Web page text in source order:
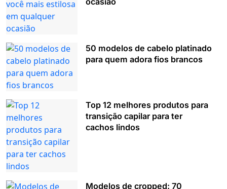
50 modelos de cabelo platinado
para quem adora fios brancos
Top 12 melhores produtos para
transição capilar para ter
cachos lindos
Modelos de cropped: 70